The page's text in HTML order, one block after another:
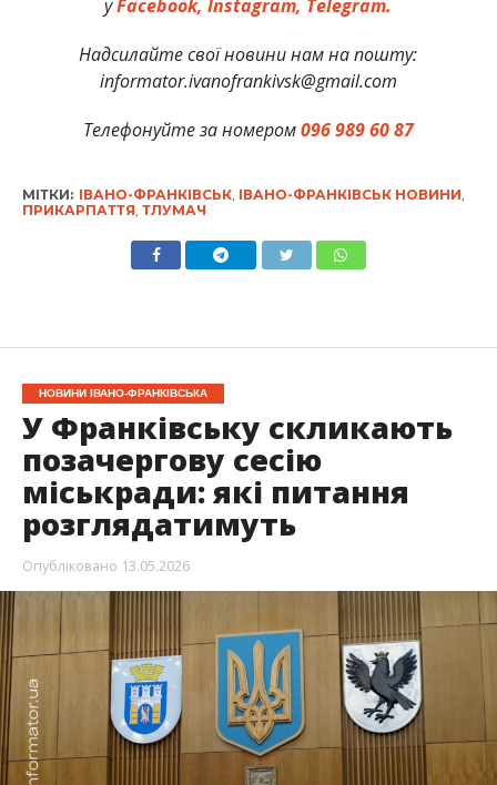
уFacebook, Instagram, Telegram.
Надсилайте свої новини нам на пошту:
informator.ivanofrankivsk@gmail.com
Телефонуйте за номером096 989 60 87
МІТКИ: ІВАНО-ФРАНКІВСЬК, ІВАНО-ФРАНКІВСЬК НОВИНИ
ПРИКАРПАТТЯ ТЛУМАЧ
НОВИНИ ІВАНО-ФРАНКІВСЬКА
У Франківську скликають
позачергову сесію
міськради: які питання
розглядатимуть
Опубліковано 13.05.2026